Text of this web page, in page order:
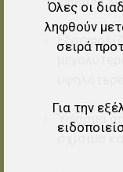
Ύφασμα
σχίσιμο
Όλες οι
ληφθούν
σειρά
Για την